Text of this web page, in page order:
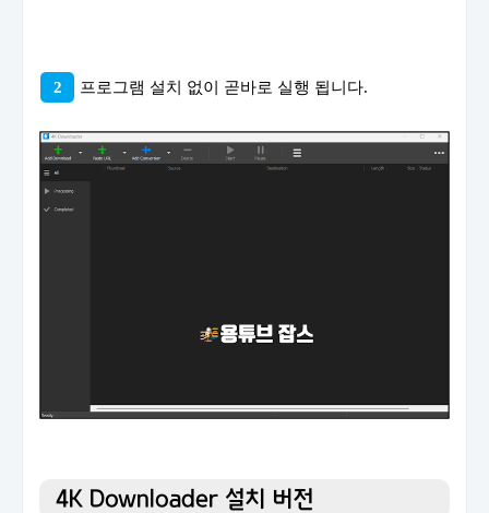
2 프로그램 설치 없이 곧바로 실행 됩니다.
4K Downloader 설치 버전